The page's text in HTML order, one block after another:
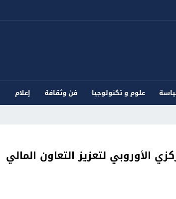
علوم و تكنولوجيا فن وثقافة
إعلام
الأوروبي لتعزيز التعاون المالي